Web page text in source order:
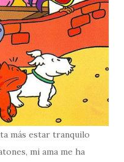
más estar tranquilo
mi ama me ha